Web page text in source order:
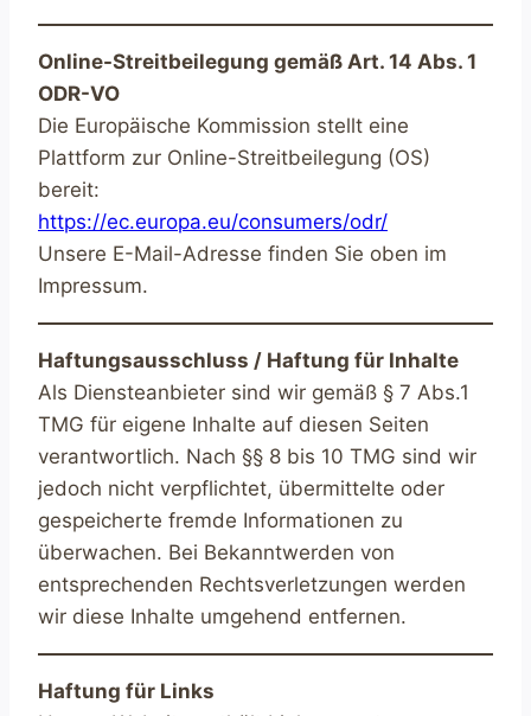
Online-Streitbeilegung gemäß Art. 14 Abs. 1
ODR-VO
Die Europäische Kommission stellt eine
Plattform zur Online-Streitbeilegung (OS)
bereit:
https://ec.europa.eu/consumers/odr/
Unsere E-Mail-Adresse finden Sie oben im
Impressum.
Haftungsausschluss / Haftung für Inhalte
Als Diensteanbieter sind wir gemäß § 7 Abs.1
TMG für eigene Inhalte auf diesen Seiten
verantwortlich. Nach §§ 8 bis 10 TMG sind wir
jedoch nicht verpflichtet, übermittelte oder
gespeicherte fremde Informationen zu
überwachen. Bei Bekanntwerden von
entsprechenden Rechtsverletzungen werden
wir diese Inhalte umgehend entfernen.
Haftung für Links